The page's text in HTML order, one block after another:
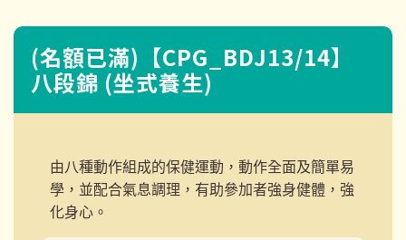
(名額已滿)【CPG_BDJ13/14】
八段錦 (坐式養生)
由八種動作組成的保健運動，動作全面及簡單易
學，並配合氣息調理，有助參加者強身健體，強
化身心。